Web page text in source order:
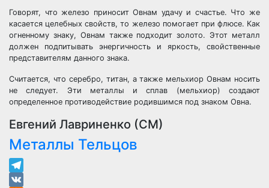
Говорят, что железо приносит Овнам удачу и счастье. Что же
касается целебных свойств, то железо помогает при флюсе. Как
огненному знаку, Овнам также подходит золото. Этот металл
должен подпитывать энергичность и яркость, свойственные
представителям данного знака.
Считается, что серебро, титан, а также мельхиор Овнам носить
не следует. Эти металлы и сплав (мельхиор) создают
определенное противодействие родившимся под знаком Овна.
Евгений Лавриненко (СМ)
Металлы Тельцов
Telegram